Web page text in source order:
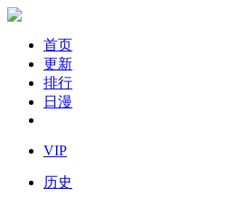
首页
更新
排行
日漫
VIP
历史